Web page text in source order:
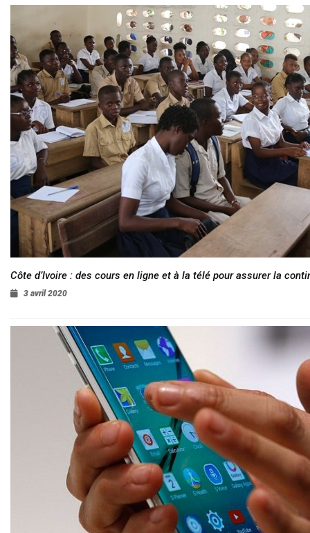
Côte d’Ivoire : des cours en ligne et à la télé pour assurer la
3 avril 2020